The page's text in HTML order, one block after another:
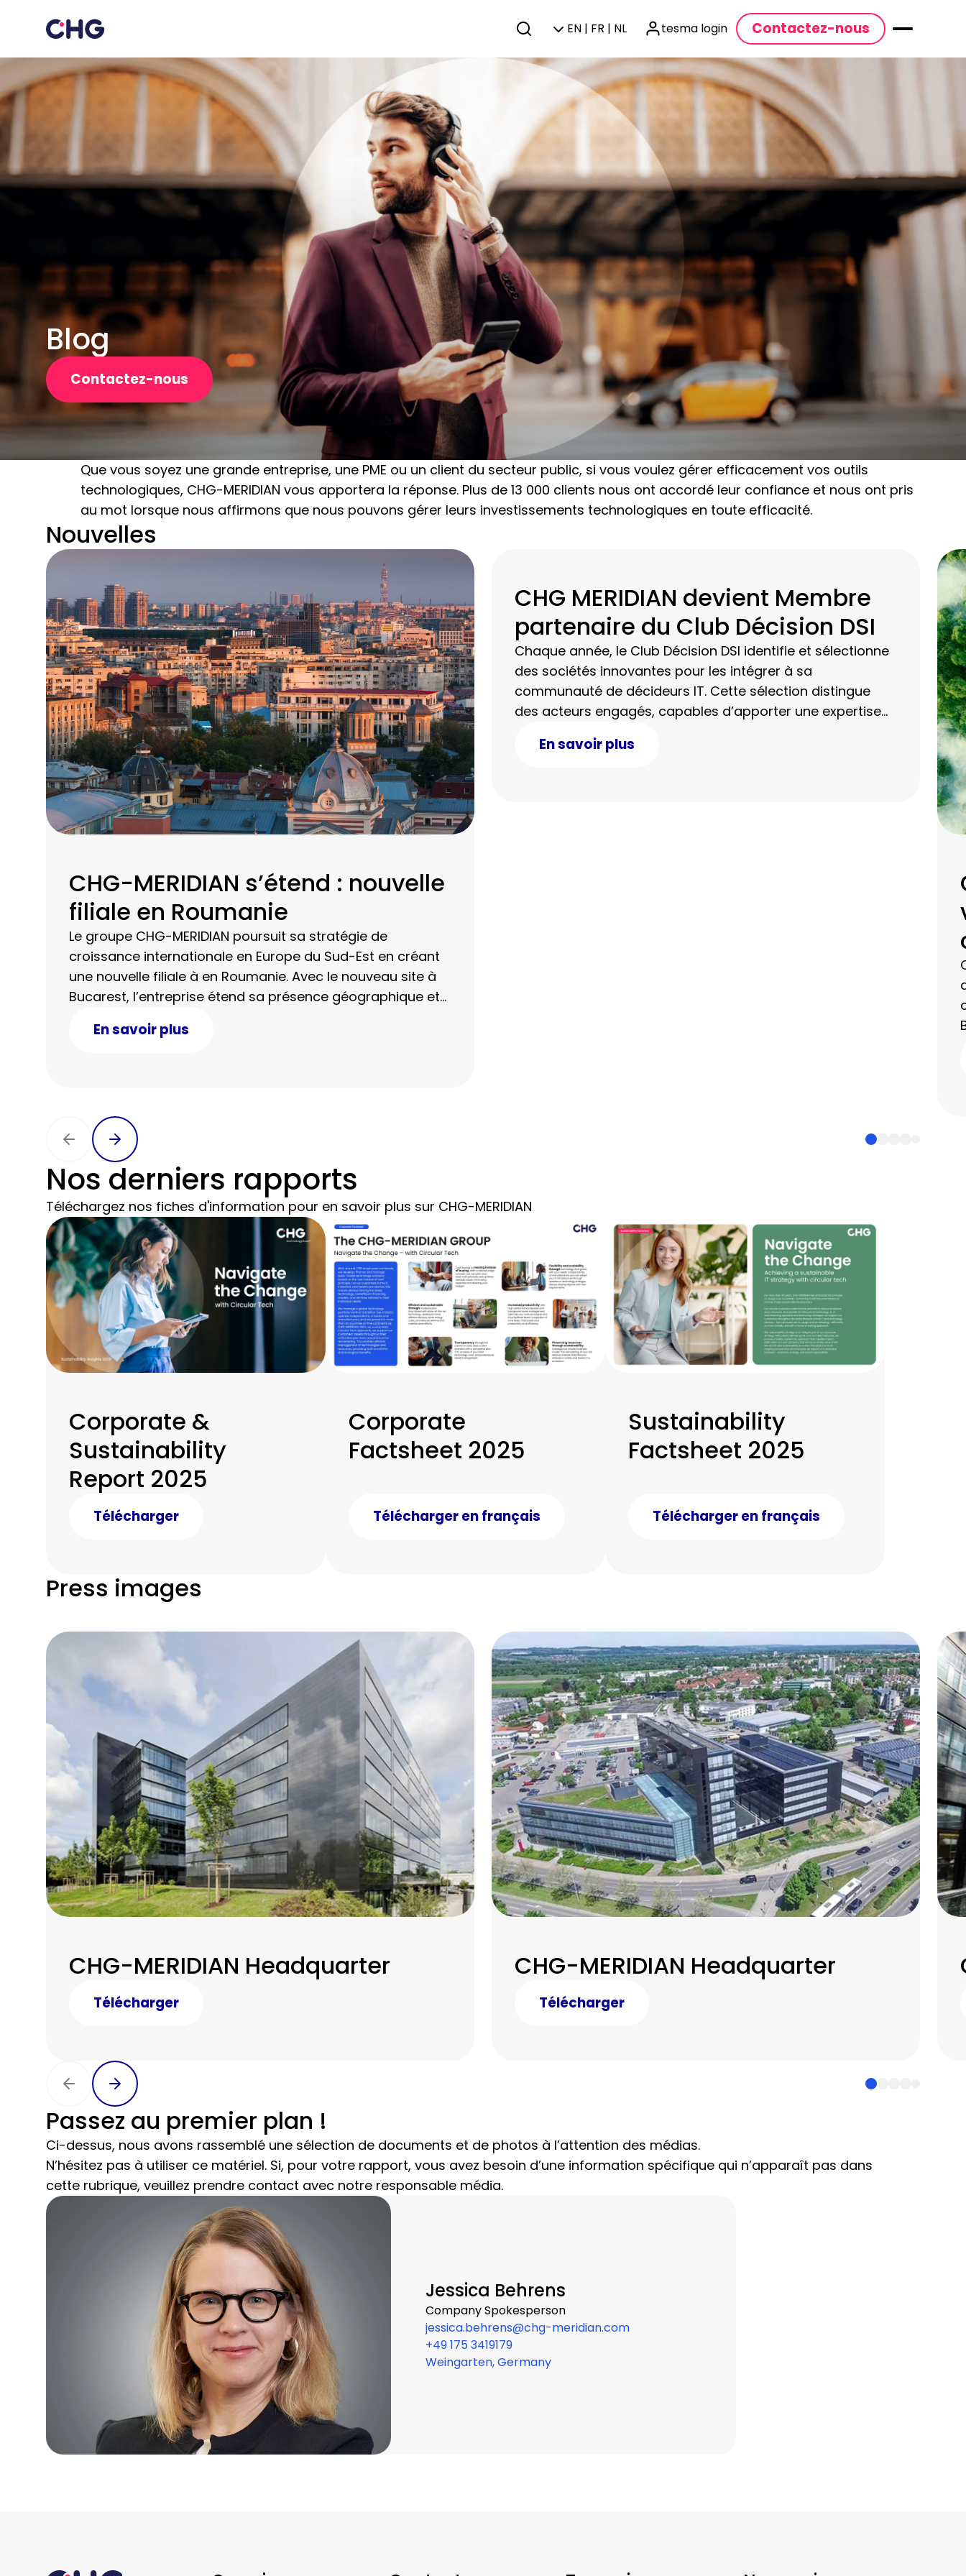
EN | FR | NL tesma login Contactez-nous
Blog
Contactez-nous
Que vous soyez une grande entreprise, une PME ou un client du secteur public, si vous voulez gérer efficacement vos outils
technologiques, CHG-MERIDIAN vous apportera la réponse. Plus de 13 000 clients nous ont accordé leur confiance et nous ont pris
au mot lorsque nous affirmons que nous pouvons gérer leurs investissements technologiques en toute efficacité.
Nouvelles
CHG-MERIDIAN s’étend : nouvelle
filiale en Roumanie
Le groupe CHG-MERIDIAN poursuit sa stratégie de
croissance internationale en Europe du Sud-Est en créant
une nouvelle filiale à en Roumanie. Avec le nouveau site à
Bucarest, l’entreprise étend sa présence géographique et
clients internationaux en Roumanie.
En savoir plus
CHG MERIDIAN devient Membre
partenaire du Club Décision DSI
Chaque année, le Club Décision DSI identifie et sélectionne
des sociétés innovantes pour les intégrer à sa
communauté de décideurs IT. Cette sélection distingue
des acteurs engagés, capables d’apporter une expertise
stratégiques des DSI.
En savoir plus
Nos derniers rapports
Téléchargez nos fiches d'information pour en savoir plus sur CHG-MERIDIAN
Corporate &
Sustainability
Report 2025
Télécharger
Corporate
Factsheet 2025
Télécharger en français
Sustainability
Factsheet 2025
Télécharger en français
Press images
CHG-MERIDIAN Headquarter
Télécharger
CHG-MERIDIAN Headquarter
Télécharger
Passez au premier plan !
Ci-dessus, nous avons rassemblé une sélection de documents et de photos à l’attention des médias.
N’hésitez pas à utiliser ce matériel. Si, pour votre rapport, vous avez besoin d’une information spécifique qui n’apparaît pas dans
cette rubrique, veuillez prendre contact avec notre responsable média.
Jessica Behrens
Company Spokesperson
jessica.behrens@chg-meridian.com
+49 175 3419179
Weingarten, Germany